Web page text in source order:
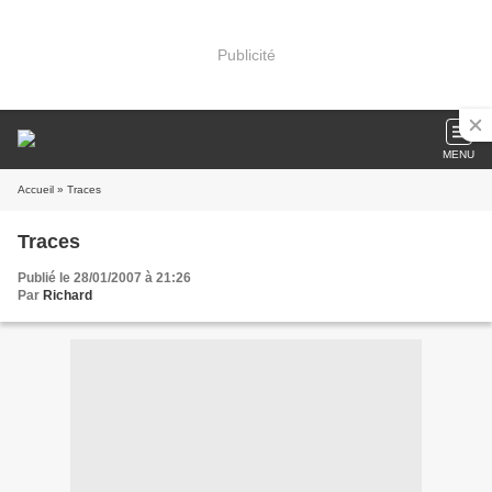
Publicité
MENU
Accueil » Traces
Traces
Publié le 28/01/2007 à 21:26
Par Richard